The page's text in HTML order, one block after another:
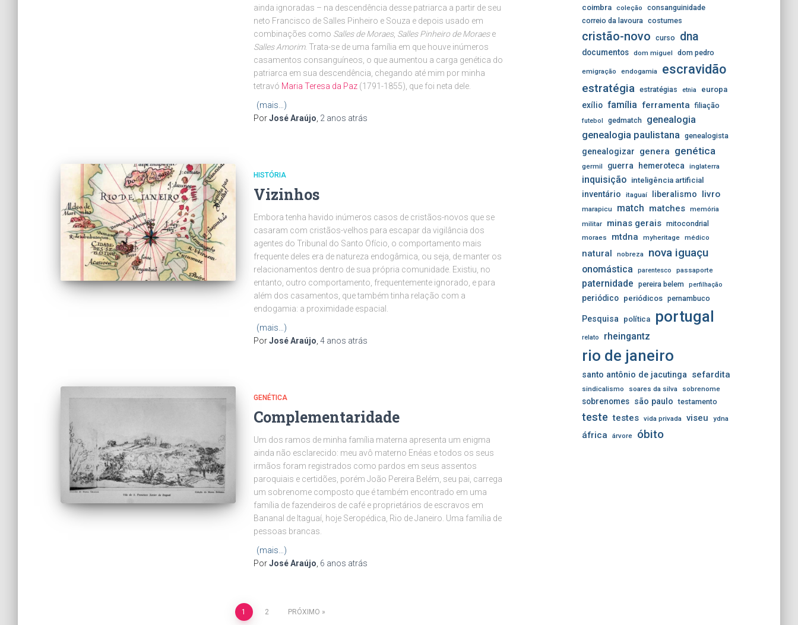
ainda ignoradas – na descendência desse patriarca a partir de seu
neto Francisco de Salles Pinheiro e Souza e depois usado em
combinações como Salles de Moraes, Salles Pinheiro de Moraese
Salles Amorim. Trata-se de uma família em que houve inúmeros
casamentos consanguíneos, o que aumentou a carga genética do
patriarca em sua descendência, chegando até mim por minha
tetravó Maria Teresa da Paz (1791-1855), que foi neta dele.
(mais…)
PorJosé Araújo 2 anos atrás
HISTÓRIA
Vizinhos
Embora tenha havido inúmeros casos de cristãos-novos que se
casaram com cristãos-velhos para escapar da vigilância dos
agentes do Tribunal do Santo Ofício, o comportamento mais
frequente deles era de natureza endogâmica, ou seja, de manter os
relacionamentos dentro de sua própria comunidade. Existiu, no
entanto, outro comportamento, frequentemente ignorado, e para
além dos casamentos, que também tinha relação com a
endogamia: a proximidade espacial.
(mais…)
PorJosé Araújo 4 anos atrás
GENÉTICA
Complementaridade
Um dos ramos de minha família materna apresenta um enigma
ainda não esclarecido: meu avô materno Enéas e todos os seus
irmãos foram registrados como pardos em seus assentos
paroquiais e certidões, porém João Pereira Belém, seu pai, carrega
um sobrenome composto que é também encontrado em uma
família de fazendeiros de café e proprietários de escravos em
Bananal de Itaguaí, hoje Seropédica, Rio de Janeiro. Uma família de
pessoas brancas.
(mais…)
PorJosé Araújo 6 anos atrás
1 2 PRÓXIMO
coimbra coleção
consanguinidade
correio da lavoura costumes
cristão-novo curso dna
documentos dom miguel dom pedro
emigração endogamia escravidão
estratégia estratégias etnia europa
exílio família ferramenta filiação
futebol gedmatch
genealogia
genealogia paulistana genealogista
genealogizar genera genética
germil guerra hemeroteca inglaterra
inquisição inteligência artificial
inventário itaguaí liberalismo livro
marapicu match matches
memória
militar
minas gerais mitocondrial
moraes mtdna myheritage médico
natural nobreza nova iguaçu
onomástica parentesco passaporte
paternidade pereira belem perfilhação
periódico periódicos pernambuco
Pesquisa política portugal
relato rheingantz
rio de janeiro
santo antônio de jacutinga sefardita
sindicalismo soares da silva sobrenome
sobrenomes são paulo testamento
teste testes vida privada viseu ydna
áfrica árvore óbito